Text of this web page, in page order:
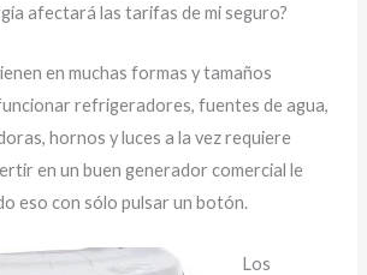
afectará las tarifas de mi seguro?
en muchas formas y tamaños
refrigeradores, fuentes de agua,
hornos y luces a la vez requiere
en un buen generador comercial le
eso con sólo pulsar un botón.
Los